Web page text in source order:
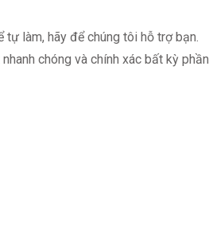
làm, hãy để chúng tôi hỗ trợ bạn.
chóng và chính xác bất kỳ phần